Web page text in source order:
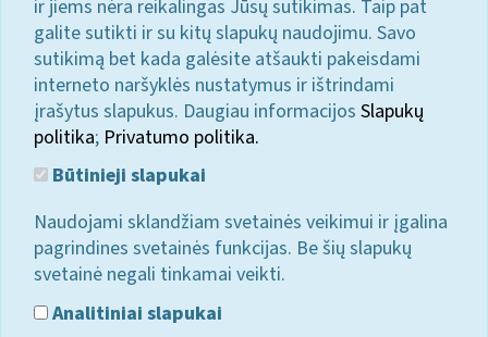
ir jiems nėra reikalingas Jūsų sutikimas. Taip pat
galite sutikti ir su kitų slapukų naudojimu. Savo
sutikimą bet kada galėsite atšaukti pakeisdami
interneto naršyklės nustatymus ir ištrindami
įrašytus slapukus. Daugiau informacijos Slapukų
politika; Privatumo politika.
Būtinieji slapukai
Naudojami sklandžiam svetainės veikimui ir įgalina
pagrindines svetainės funkcijas. Be šių slapukų
svetainė negali tinkamai veikti.
Analitiniai slapukai